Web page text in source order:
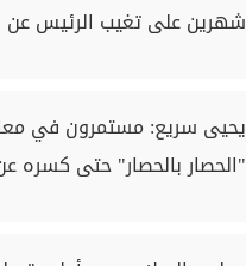
شهرين على تغيب الرئيس عن
يحيى سريع: مستمرون في
"الحصار بالحصار" حتى كسره